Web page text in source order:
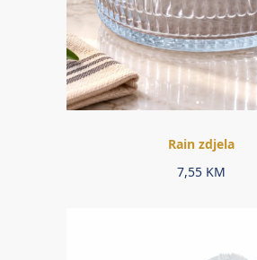
Rain zdjela
7,55 KM